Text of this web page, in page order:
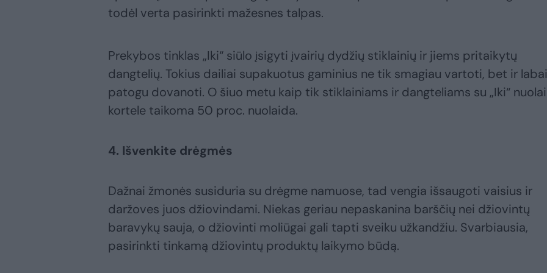
todėl verta pasirinkti mažesnes talpas.
Prekybos tinklas „Iki“ siūlo įsigyti įvairių dydžių stiklainių ir jiems pritaikytų
dangtelių. Tokius dailiai supakuotus gaminius ne tik smagiau vartoti, bet ir labai
patogu dovanoti. O šiuo metu kaip tik stiklainiams ir dangteliams su „Iki“
kortele taikoma 50 proc. nuolaida.
4. Išvenkite drėgmės
Dažnai žmonės susiduria su drėgme namuose, tad vengia išsaugoti vaisius ir
daržoves juos džiovindami. Niekas geriau nepaskanina barščių nei džiovintų
baravykų sauja, o džiovinti moliūgai gali tapti sveiku užkandžiu. Svarbiausia,
pasirinkti tinkamą džiovintų produktų laikymo būdą.